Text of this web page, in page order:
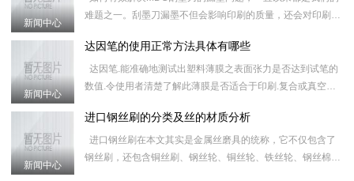
新闻中心
难题之一。刮墨刀漏墨不但会影响印刷的质量，还会对印刷器
出现
新闻中心
达因笔的使用正常方法具体有哪些
达因笔.能准确地测试出塑料薄膜之表面张力是否达到试笔的
数值.令使用者清楚了解此薄膜是否适合于印刷.复合或真空镀
新闻中心
进口钢丝刷的分类及丝的材质分析
进口钢丝刷在本文其实是金属丝磨具的统称，它不仅包含了
钢丝刷，还包含铜丝刷、钢丝轮、铜丝轮、铁丝轮、钢丝棉、